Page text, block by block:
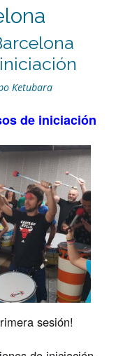
Ketubara
de iniciación
sesión!